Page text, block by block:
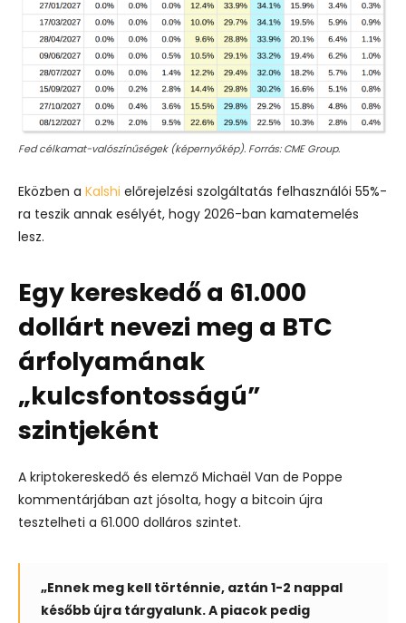
Fed célkamat-valószínűségek (képernyőkép). Forrás: CME Group.
Eközben a Kalshi előrejelzési szolgáltatás felhasználói 55%-
ra teszik annak esélyét, hogy 2026-ban kamatemelés
lesz.
Egy kereskedő a 61.000
dollárt nevezi meg a BTC
árfolyamának
„kulcsfontosságú”
szintjeként
A kriptokereskedő és elemző Michaël Van de Poppe
kommentárjában azt jósolta, hogy a bitcoin újra
tesztelheti a 61.000 dolláros szintet.
„Ennek meg kell történnie, aztán 1-2 nappal
később újra tárgyalunk. A piacok pedig